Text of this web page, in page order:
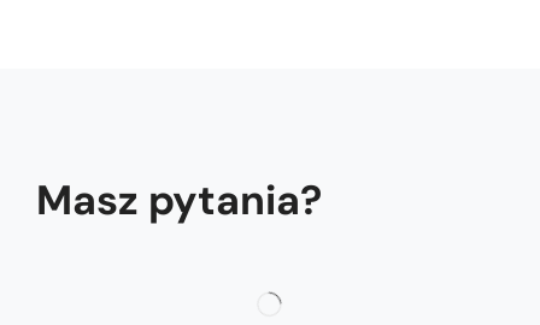
Masz pytania?